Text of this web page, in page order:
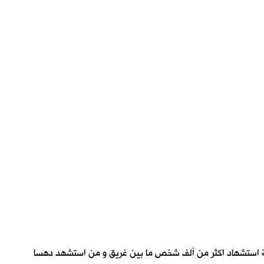
استشهاد اكثر من ألف شخصٍ ما بين غريق و من استشهد دهسا